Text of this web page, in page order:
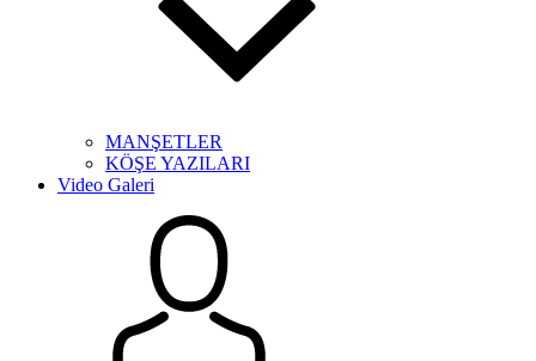
MANŞETLER
KÖŞE YAZILARI
Video Galeri